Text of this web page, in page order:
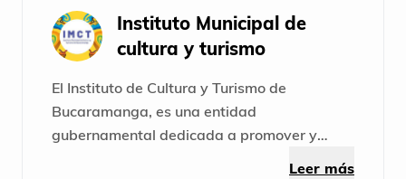
Instituto Municipal de
cultura y turismo
El Instituto de Cultura y Turismo de
Bucaramanga, es una entidad
gubernamental dedicada a promover y
Leer más